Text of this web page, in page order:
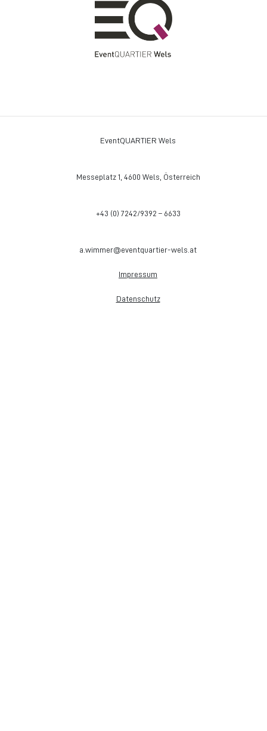
EventQUARTIER Wels
Messeplatz 1, 4600 Wels, Österreich
+43 (0) 7242/9392 – 6633
a.wimmer@eventquartier-wels.at
Impressum
Datenschutz